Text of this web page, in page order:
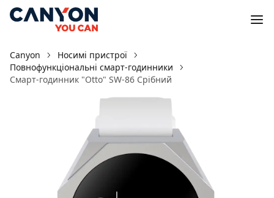
Canyon
Носимі пристрої
Повнофункціональні смарт-годинники
Смарт-годинник "Otto" SW-86 Срібний